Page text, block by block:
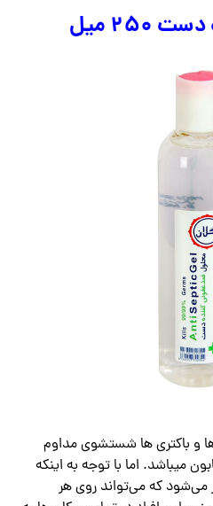
میل
و باکتری ها شستشوی مداوم
میباشد. اما با توجه به اینکه
می‌شود که می‌تواند روی هر